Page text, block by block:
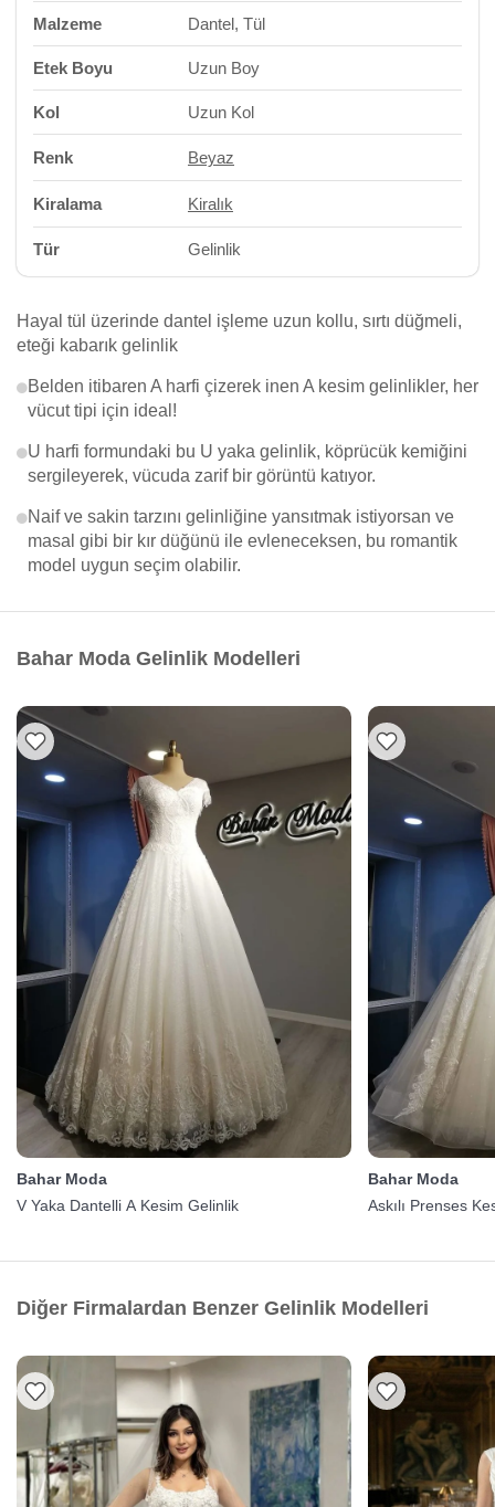
Malzeme Dantel, Tül
Etek Boyu Uzun Boy
Kol Uzun Kol
Renk Beyaz
Kiralama Kiralık
Tür Gelinlik
Hayal tül üzerinde dantel işleme uzun kollu, sırtı düğmeli,
eteği kabarık gelinlik
Belden itibaren A harfi çizerek inen A kesim gelinlikler, her
vücut tipi için ideal!
U harfi formundaki bu U yaka gelinlik, köprücük kemiğini
sergileyerek, vücuda zarif bir görüntü katıyor.
Naif ve sakin tarzını gelinliğine yansıtmak istiyorsan ve
masal gibi bir kır düğünü ile evleneceksen, bu romantik
model uygun seçim olabilir.
Bahar Moda Gelinlik Modelleri
Bahar Moda
V Yaka Dantelli A Kesim Gelinlik
Bahar Moda
Askılı Prenses
Diğer Firmalardan Benzer Gelinlik Modelleri